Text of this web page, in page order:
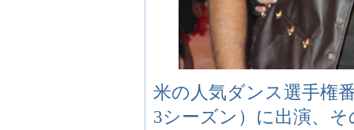
米の人気ダンス選手権
3シーズン）に出演、